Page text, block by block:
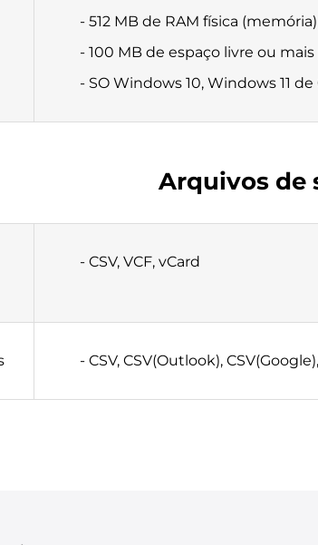
- 512 MB de RAM física
- 100 MB de espaço livre ou
- SO Windows 10, Windows 11
Arquivos de
- CSV, VCF, vCard
- CSV, CSV(Outlook),